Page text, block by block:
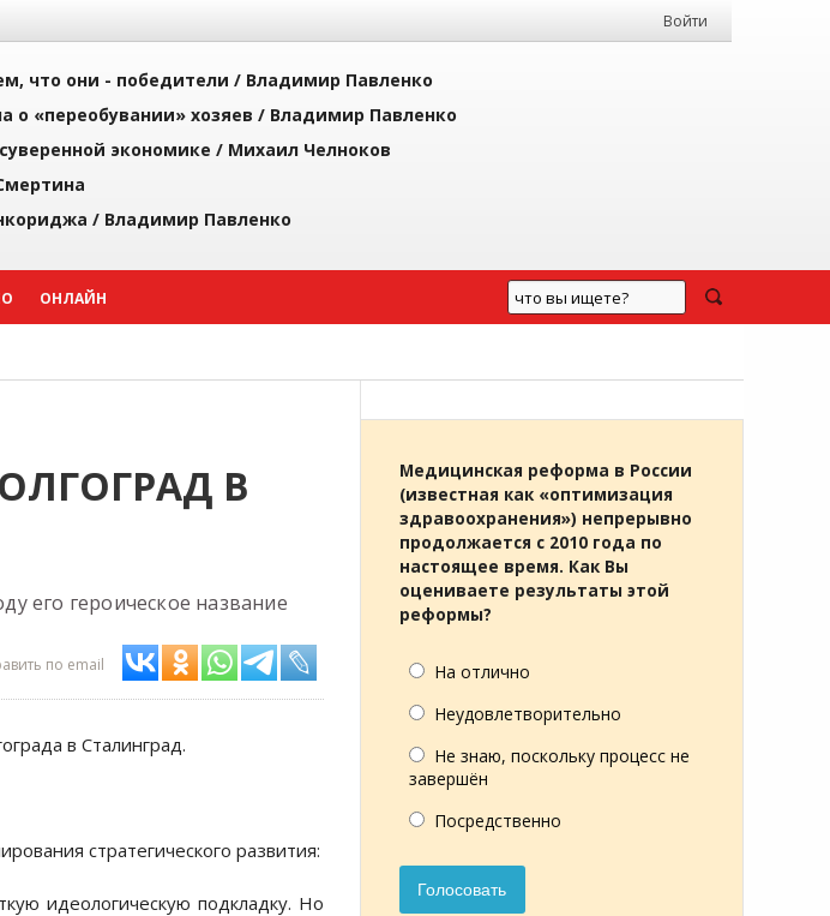
Войти
что они - победители / Владимир Павленко
о «переобувании» хозяев / Владимир Павленко
экономике / Михаил Челноков
/ Владимир Павленко
ОНЛАЙН
В
его героическое название
по email
в Сталинград.
стратегического развития:
идеологическую подкладку. Но
Медицинская реформа в России
(известная как «оптимизация
здравоохранения») непрерывно
продолжается с 2010 года по
настоящее время. Как Вы
оцениваете результаты этой
реформы?
На отлично
Неудовлетворительно
Не знаю, поскольку процесс не
завершён
Посредственно
Голосовать